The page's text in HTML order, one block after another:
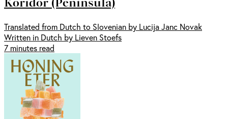
Translated from Dutch to Slovenian by Lucija Janc Novak
Written in Dutch by Lieven Stoefs
7 minutes read